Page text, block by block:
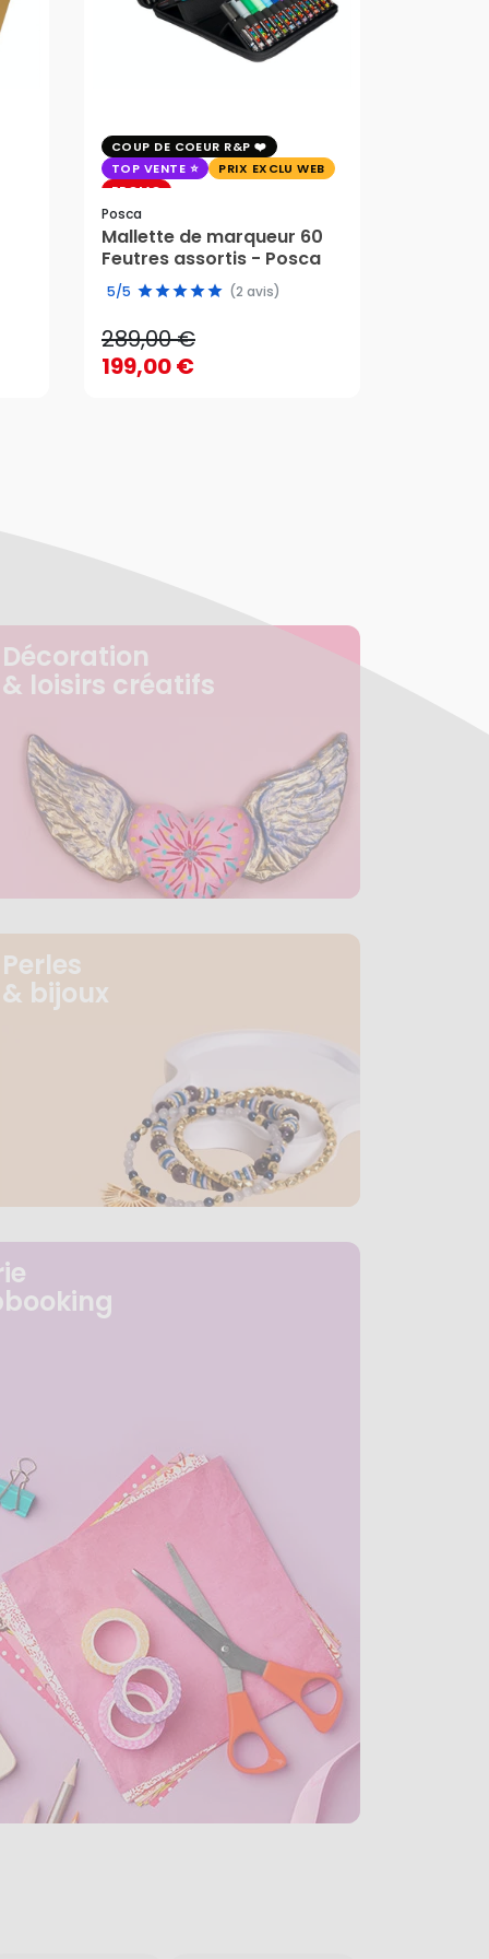
COUP DE COEUR R&P
TOP VENTE
PRIX EXCLU WEB
PROMO
Posca
Mallette de marqueur 60
Feutres assortis - Posca
5/5 (2 avis)
289,00 €
199,00 €
289,00 €
199,00 €
AJOUTER AU PANIER
Décoration
& loisirs créatifs
Perles
& bijoux